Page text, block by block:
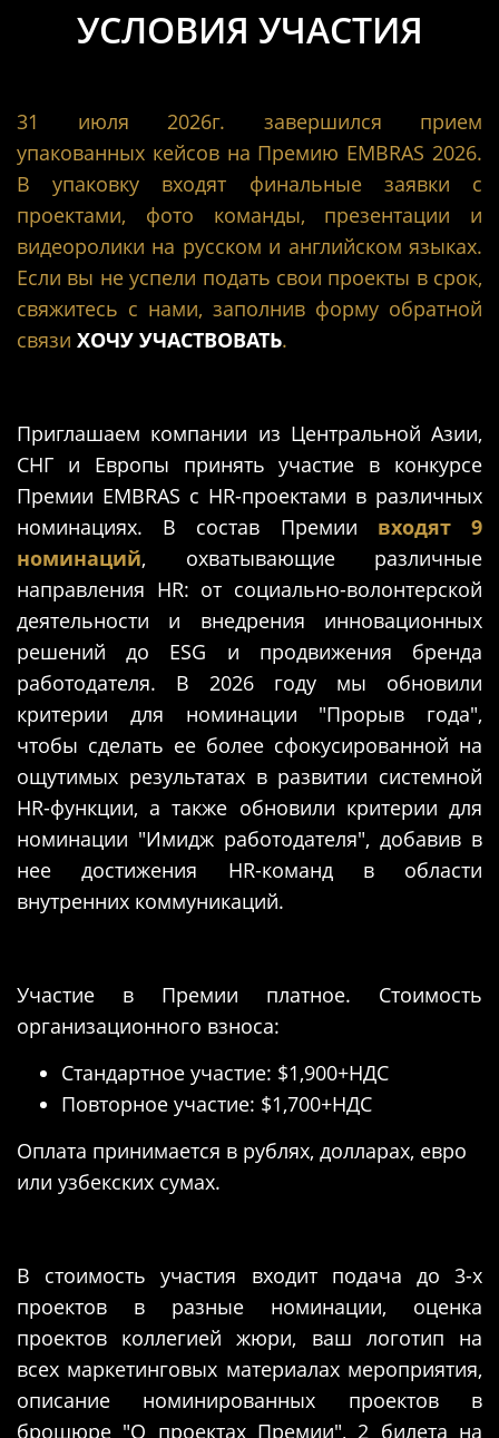
УСЛОВИЯ УЧАСТИЯ
31 июля 2026г. завершился прием
упакованных кейсов на Премию EMBRAS 2026.
В упаковку входят финальные заявки с
проектами, фото команды, презентации и
видеоролики на русском и английском языках.
Если вы не успели подать свои проекты в срок,
свяжитесь с нами, заполнив форму обратной
связи ХОЧУ УЧАСТВОВАТЬ.
Приглашаем компании из Центральной Азии,
СНГ и Европы принять участие в конкурсе
Премии EMBRAS с HR-проектами в различных
номинациях. В состав Премии входят 9
номинаций, охватывающие различные
направления HR: от социально-волонтерской
деятельности и внедрения инновационных
решений до ESG и продвижения бренда
работодателя. В 2026 году мы обновили
критерии для номинации "Прорыв года",
чтобы сделать ее более сфокусированной на
ощутимых результатах в развитии системной
HR-функции, а также обновили критерии для
номинации "Имидж работодателя", добавив в
нее достижения HR-команд в области
внутренних коммуникаций.
Участие в Премии платное. Стоимость
организационного взноса:
Стандартное участие: $1,900+НДС
Повторное участие: $1,700+НДС
Оплата принимается в рублях, долларах, евро
или узбекских сумах.
В стоимость участия входит подача до 3-х
проектов в разные номинации, оценка
проектов коллегией жюри, ваш логотип на
всех маркетинговых материалах мероприятия,
описание номинированных проектов в
брошюре "О проектах Премии", 2 билета на